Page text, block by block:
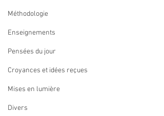
Méthodologie
Enseignements
Pensées du jour
Croyances et idées reçues
Mises en lumière
Divers